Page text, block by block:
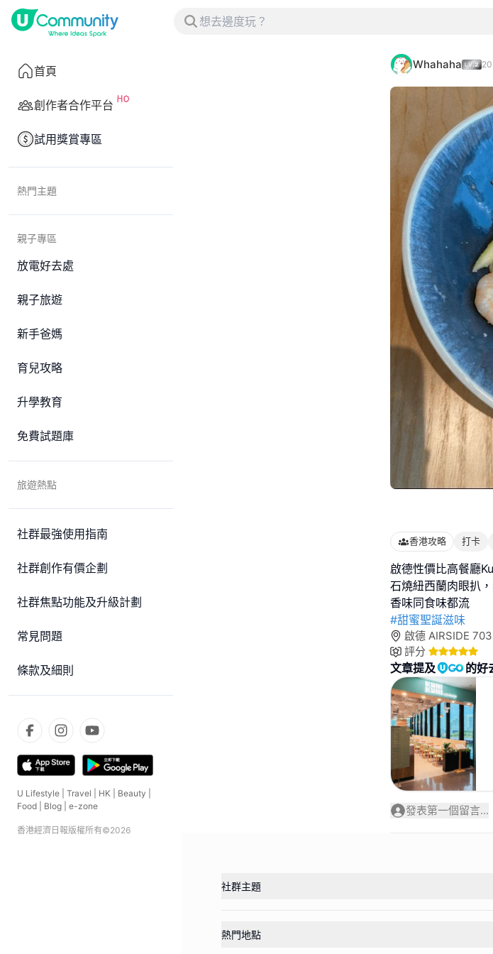
首頁
創作者合作平台
試用獎賞專區
熱門主題
親子專區
放電好去處
親子旅遊
新手爸媽
育兒攻略
升學教育
免費試題庫
旅遊熱點
社群最強使用指南
社群創作有價企劃
社群焦點功能及升級計劃
常見問題
條款及細則
U Lifestyle Travel HK Beauty
Food
Blog e-zone
香港經濟日報版權所有©2026
Whahaha
香港攻略 打卡
啟德性價比高餐廳
石燒紐西蘭肉眼扒
#甜蜜聖誕滋味
啟德 AIRSIDE
評分
文章提及 的好
發表第一個留言...
社群主題
熱門地點